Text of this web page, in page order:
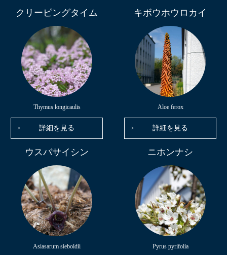
クリーピングタイム
Thymus longicaulis
詳細を見る
キボウホウロカイ
Aloe ferox
詳細を見る
ウスバサイシン
Asiasarum sieboldii
ニホンナシ
Pyrus pyrifolia